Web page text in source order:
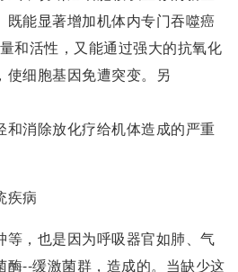
既能显著增加机体内专门吞噬癌
和活性，又能通过强大的抗氧化
细胞基因免遭突变。另
和消除放化疗给机体造成的严重
疾病
等，也是因为呼吸器官如肺、气
酶--缓激菌群，造成的。当缺少这